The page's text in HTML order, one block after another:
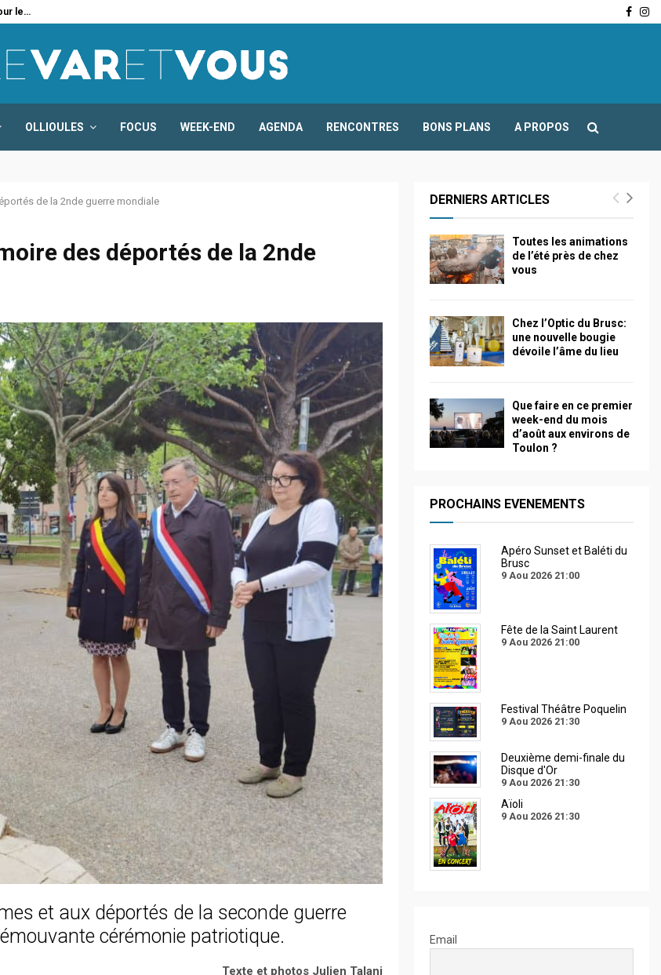
le…
OLLIOULES FOCUS WEEK-END AGENDA RENCONTRES BONS PLANS A PROPOS
de la 2nde guerre mondiale
des déportés de la 2nde
et aux déportés de la seconde guerre
cérémonie patriotique.
Texte et photos Julien Talani
DERNIERS ARTICLES
Toutes les animations
de l’été près de chez
vous
Chez l’Optic du Brusc:
une nouvelle bougie
dévoile l’âme du lieu
Que faire en ce premier
week-end du mois
d’août aux environs de
Toulon ?
PROCHAINS EVENEMENTS
Apéro Sunset et Baléti du
Brusc
9 Aou 2026 21:00
Fête de la Saint Laurent
9 Aou 2026 21:00
Festival Théâtre Poquelin
9 Aou 2026 21:30
Deuxième demi-finale du
Disque d'Or
9 Aou 2026 21:30
Aïoli
9 Aou 2026 21:30
Email